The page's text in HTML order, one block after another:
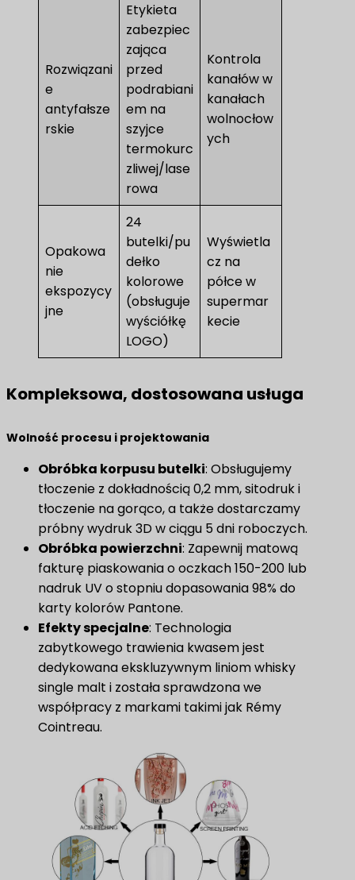
Rozwiązani
e
antyfałsze
rskie
Etykieta
zabezpiec
zająca
przed
podrabiani
em na
szyjce
termokurc
zliwej/lase
rowa
Kontrola
kanałów w
kanałach
wolnocłow
ych
Opakowa
nie
ekspozycy
jne
24
butelki/pu
dełko
kolorowe
(obsługuje
wyściółkę
LOGO)
Wyświetla
cz na
półce w
supermar
kecie
Kompleksowa, dostosowana usługa
​Wolność procesu i projektowania​
Obróbka korpusu butelki: Obsługujemy
tłoczenie z dokładnością 0,2 mm, sitodruk i
tłoczenie na gorąco, a także dostarczamy
próbny wydruk 3D w ciągu 5 dni roboczych.
Obróbka powierzchni​: Zapewnij matową
fakturę piaskowania o oczkach 150-200 lub
nadruk UV o stopniu dopasowania 98% do
karty kolorów Pantone.
Efekty specjalne: Technologia
zabytkowego trawienia kwasem jest
dedykowana ekskluzywnym liniom whisky
single malt i została sprawdzona we
współpracy z markami takimi jak Rémy
Cointreau.